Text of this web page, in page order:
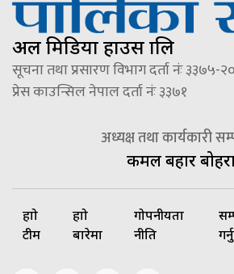
अल मिडिया हाउस प्रालि
सूचना तथा प्रसारण विभाग दर्ता नंः ३३७५-
प्रेस काउन्सिल नेपाल दर्ता नंः ३३७१
अध्यक्ष तथा कार्यकारी
कमल बहादुर
हाम्रो
टीम
हाम्रो
बारेमा
गोपनीयता
नीति